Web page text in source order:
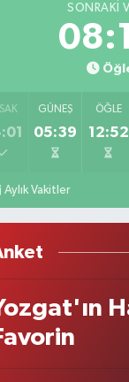
SONRAKI
GÜNEŞ
05:39
ÖĞLE
12:52
Aylık Vakitler